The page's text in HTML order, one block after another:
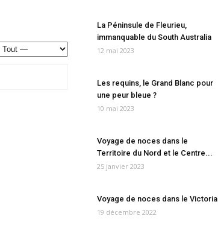
La Péninsule de Fleurieu,
immanquable du South Australia
12 mai 2023
Les requins, le Grand Blanc pour
une peur bleue ?
10 mai 2023
Voyage de noces dans le
Territoire du Nord et le Centre...
25 janvier 2023
Voyage de noces dans le Victoria
19 décembre 2022